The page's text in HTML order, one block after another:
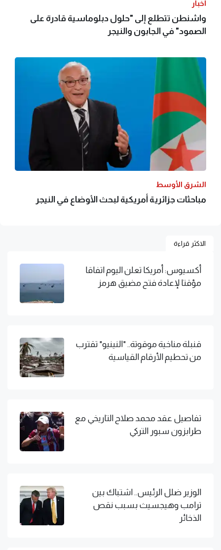
أخبار
واشنطن تتطلع إلى "حلول دبلوماسية قادرة على
الصمود" في الجابون والنيجر
الشرق الأوسط
مباحثات جزائرية أمريكية لبحث الأوضاع في النيجر
الاكثر قراءة
أكسيوس: أمريكا تعلن اليوم اتفاقا
مؤقتا لإعادة فتح مضيق هرمز
قنبلة مناخية موقوتة.. "النينيو" تقترب
من تحطيم الأرقام القياسية
تفاصيل عقد محمد صلاح التاريخي مع
طرابزون سبور التركي
الوزير ضلل الرئيس.. اشتباك بين
ترامب وهيجسيث بسبب نقص
الذخائر